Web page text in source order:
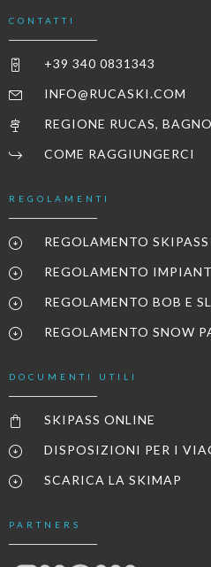
CONTATTI
+39 340 0831343
INFO@RUCASKI.COM
REGIONE RUCAS,
COME RAGGIUNGERCI
REGOLAMENTI
REGOLAMENTO SKIPASS
REGOLAMENTO
REGOLAMENTO BOB E
REGOLAMENTO SNOW
DOCUMENTI UTILI
SKIPASS ONLINE
DISPOSIZIONI PER I
SCARICA LA SKIMAP
PARTNERS